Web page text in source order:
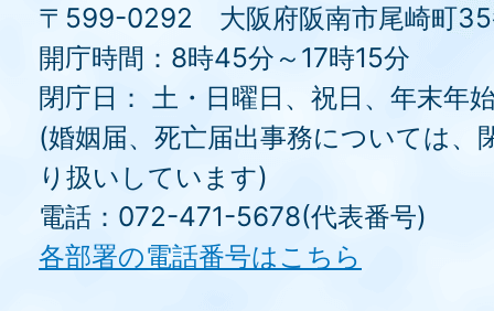
〒599-0292 大阪府阪南市尾崎町35
開庁時間：8時45分～17時15分
閉庁日： 土・日曜日、祝日、年末年
(婚姻届、死亡届出事務については、
り扱いしています)
電話：072-471-5678(代表番号)
各部署の電話番号はこちら